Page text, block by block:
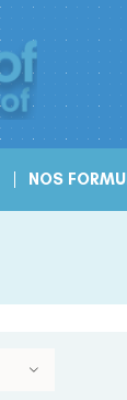
NOS